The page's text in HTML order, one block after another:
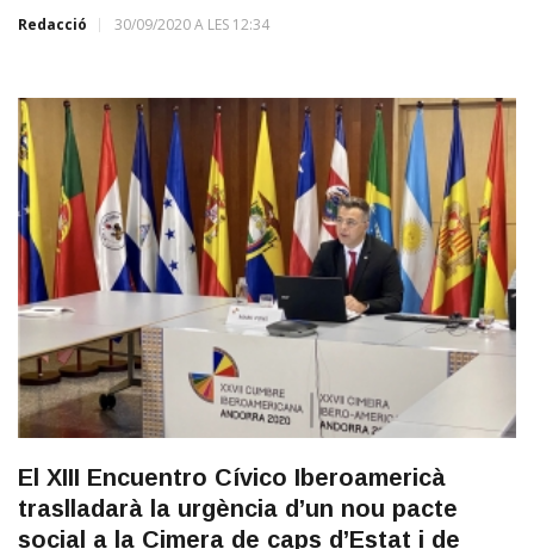
Redacció 30/09/2020 A LES 12:34
El XIII Encuentro Cívico Iberoamericà
traslladarà la urgència d’un nou pacte
social a la Cimera de caps d’Estat i de